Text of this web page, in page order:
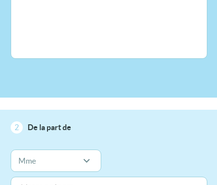
2 De la part de